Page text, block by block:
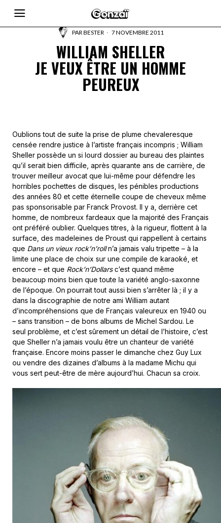
PARBESTER 7 NOVEMBRE 2011
WILLIAM SHELLER
JE VEUX ÊTRE UN HOMME
PEUREUX
Oublions tout de suite la prise de plume chevaleresque
censée rendre justice à l’artiste français incompris ; William
Sheller possède un si lourd dossier au bureau des plaintes
qu’il serait bien difficile, après quarante ans de carrière, de
trouver meilleur avocat que lui-même pour défendre les
horribles pochettes de disques, les pénibles productions
des années 80 et cette éternelle coupe de cheveux même
pas sponsorisable par Franck Provost. Il y a, derrière cet
homme, de nombreux fardeaux que la majorité des Français
ont préféré oublier. Quelques titres, à la rigueur, flottent à la
surface, des madeleines de Proust qui rappellent à certains
que Dans un vieux rock’n’rolln’a jamais valu tripette – à la
limite une place de choix sur une compile de karaoké, et
encore – et que Rock’n’Dollarsc’est quand même
beaucoup moins bien que toute la variété anglo-saxonne
de l’époque. On pourrait tout aussi bien s’arrêter là ; il y a
dans la discographie de notre ami William autant
d’incompréhensions que de Français valeureux en 1940 ou
– sans transition – de bons albums de Michel Sardou. Le
seul problème, et c’est sûrement un détail de l’histoire, c’est
que Sheller n’a jamais voulu être un chanteur de variété
française. Encore moins passer le dimanche chez Guy Lux
ou vendre des dizaines d’albums à la madame Michu qui
vous sert peut-être de mère aujourd’hui. Chacun sa croix.